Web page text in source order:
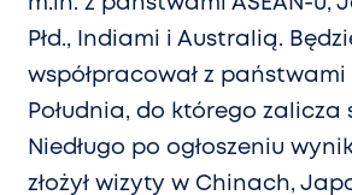
Płd., Indiami i Australią.
współpracował z
Południa, do którego zalicza
Niedługo po ogłoszeniu
złożył wizyty w Chinach,